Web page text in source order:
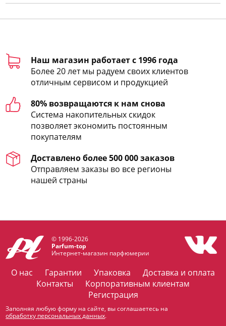
Наш магазин работает с 1996 года
Более 20 лет мы радуем своих клиентов
отличным сервисом и продукцией
80% возвращаются к нам снова
Система накопительных скидок
позволяет экономить постоянным
покупателям
Доставлено более 500 000 заказов
Отправляем заказы во все регионы
нашей страны
© 1996-2026
Parfum-top
Интернет-магазин парфюмерии
О нас Гарантии Упаковка
Доставка и оплата
Контакты
Корпоративным клиентам
Регистрация
Заполняя любую форму на сайте, вы соглашаетесь на
обработку персональных данных.